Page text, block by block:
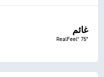
غائم
RealFeel® 75°